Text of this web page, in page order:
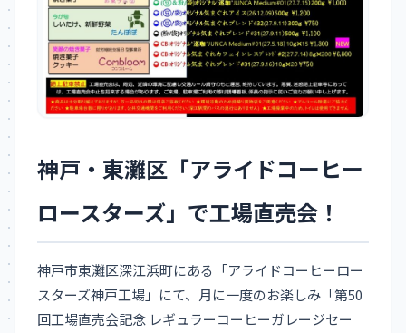
神戸・東灘区「アライドコーヒー
ロースターズ」で工場直売会！
神戸市東灘区深江浜町にある「アライドコーヒーロー
スターズ神戸工場」にて、月に一度のお楽しみ「第50
回工場直売会記念 レギュラーコーヒーガレージセー